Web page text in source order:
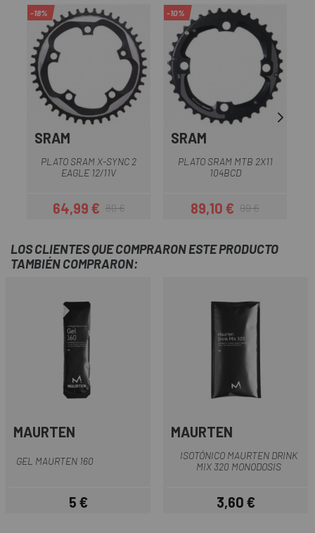
-18%
SRAM
PLATO SRAM X-SYNC 2
EAGLE 12/11V
Precio
64,99 €Precio regular
80 €
-10%
SRAM
PLATO SRAM MTB 2X11
104BCD
Precio
89,10 €Precio regular
99 €
LOS CLIENTES QUE COMPRARON ESTE PRODUCTO
TAMBIÉN COMPRARON:
MAURTEN
GEL MAURTEN 160
Precio
5 €
MAURTEN
ISOTÓNICO MAURTEN DRINK
MIX 320 MONODOSIS
Precio
3,60 €